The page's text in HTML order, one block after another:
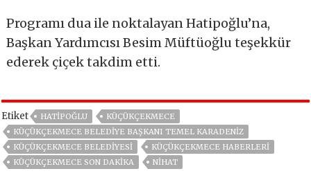
Programı dua ile noktalayan Hatipoğlu’na,
Başkan Yardımcısı Besim Müftüoğlu teşekkür
ederek çiçek takdim etti.
Etiket HATIPOĞLU
KÜÇÜKÇEKMECE
KÜÇÜKÇEKMECE BELEDIYE BAŞKANI TEMEL KARADENIZ
KÜÇÜKÇEKMECE BELEDIYESI
KÜÇÜKÇEKMECE HABERLERI
KÜÇÜKÇEKMECE SON DAKIKA
NIHAT